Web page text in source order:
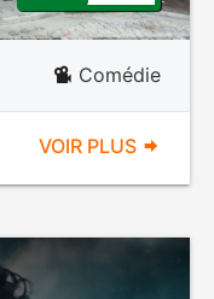
Comédie
VOIR PLUS